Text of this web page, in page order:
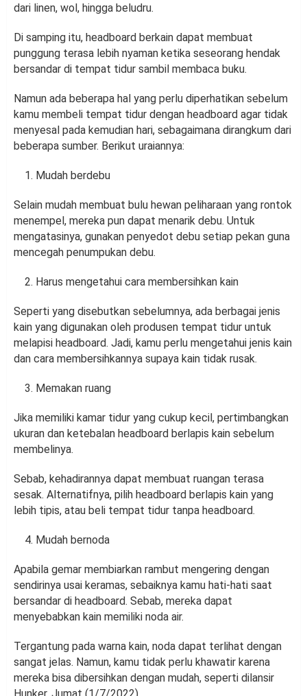
dari linen, wol, hingga beludru.
Di samping itu, headboard berkain dapat membuat
punggung terasa lebih nyaman ketika seseorang hendak
bersandar di tempat tidur sambil membaca buku.
Namun ada beberapa hal yang perlu diperhatikan sebelum
kamu membeli tempat tidur dengan headboard agar tidak
menyesal pada kemudian hari, sebagaimana dirangkum dari
beberapa sumber. Berikut uraiannya:
Mudah berdebu
Selain mudah membuat bulu hewan peliharaan yang rontok
menempel, mereka pun dapat menarik debu. Untuk
mengatasinya, gunakan penyedot debu setiap pekan guna
mencegah penumpukan debu.
Harus mengetahui cara membersihkan kain
Seperti yang disebutkan sebelumnya, ada berbagai jenis
kain yang digunakan oleh produsen tempat tidur untuk
melapisi headboard. Jadi, kamu perlu mengetahui jenis kain
dan cara membersihkannya supaya kain tidak rusak.
Memakan ruang
Jika memiliki kamar tidur yang cukup kecil, pertimbangkan
ukuran dan ketebalan headboard berlapis kain sebelum
membelinya.
Sebab, kehadirannya dapat membuat ruangan terasa
sesak. Alternatifnya, pilih headboard berlapis kain yang
lebih tipis, atau beli tempat tidur tanpa headboard.
Mudah bernoda
Apabila gemar membiarkan rambut mengering dengan
sendirinya usai keramas, sebaiknya kamu hati-hati saat
bersandar di headboard. Sebab, mereka dapat
menyebabkan kain memiliki noda air.
Tergantung pada warna kain, noda dapat terlihat dengan
sangat jelas. Namun, kamu tidak perlu khawatir karena
mereka bisa dibersihkan dengan mudah, seperti dilansir